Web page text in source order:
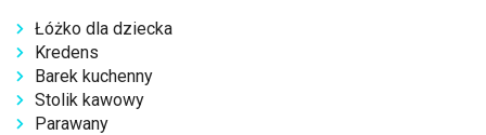
Łóżko dla dziecka
Kredens
Barek kuchenny
Stolik kawowy
Parawany